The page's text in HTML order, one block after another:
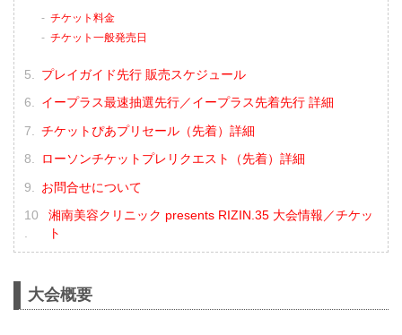
チケット料金
チケット一般発売日
プレイガイド先行 販売スケジュール
イープラス最速抽選先行／イープラス先着先行 詳細
チケットぴあプリセール（先着）詳細
ローソンチケットプレリクエスト（先着）詳細
お問合せについて
湘南美容クリニック presents RIZIN.35 大会情報／チケッ
ト
大会概要